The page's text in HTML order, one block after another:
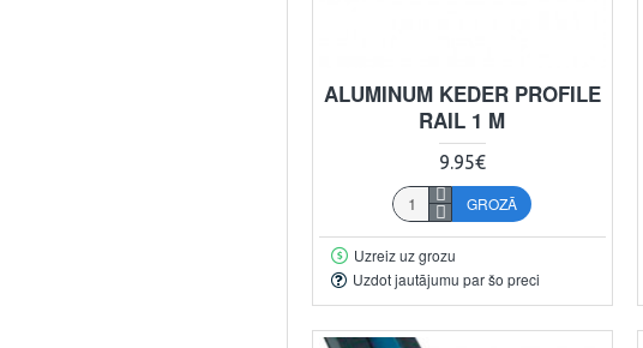
ALUMINUM KEDER PROFILE
RAIL 1 M
9.95€
GROZĀ
Uzreiz uz grozu
Uzdot jautājumu par šo preci